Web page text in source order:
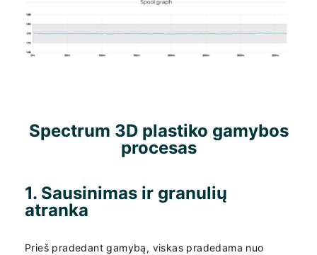
Spectrum 3D plastiko gamybos
procesas
1. Sausinimas ir granulių
atranka
Prieš pradedant gamybą, viskas pradedama nuo